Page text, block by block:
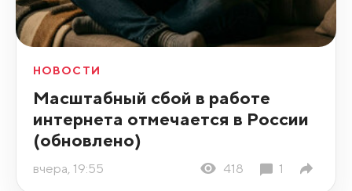
НОВОСТИ
Масштабный сбой в работе
интернета отмечается в России
(обновлено)
вчера, 19:55 418 1